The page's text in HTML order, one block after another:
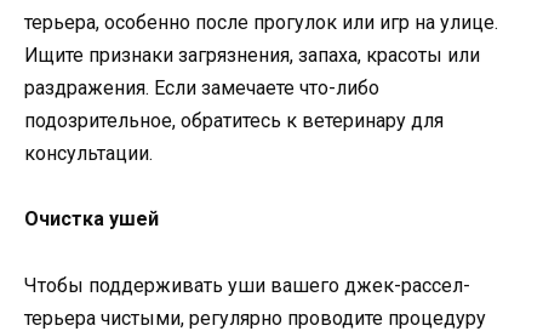
терьера, особенно после прогулок или игр на улице.
Ищите признаки загрязнения, запаха, красоты или
раздражения. Если замечаете что-либо
подозрительное, обратитесь к ветеринару для
консультации.
Очистка ушей
Чтобы поддерживать уши вашего джек-рассел-
терьера чистыми, регулярно проводите процедуру